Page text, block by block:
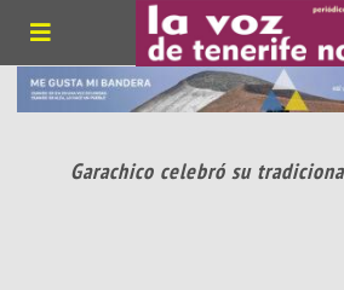
Garachico celebró su